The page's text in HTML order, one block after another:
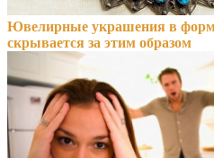
Ювелирные украшения в
скрывается за этим образом